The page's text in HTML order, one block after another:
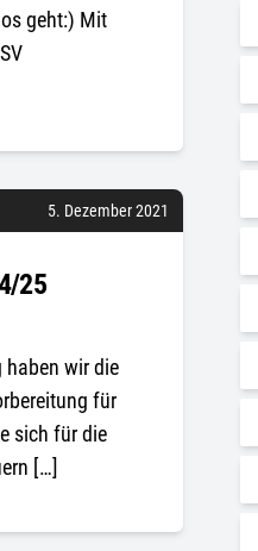
geht:) Mit
5. Dezember 2021
25
haben wir die
für
sich für die
[…]